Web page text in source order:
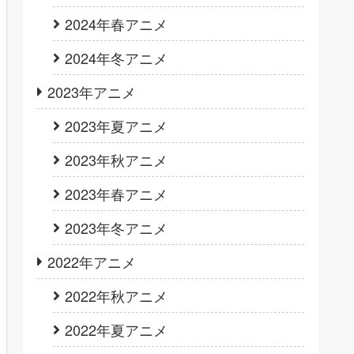
2024年春アニメ
2024年冬アニメ
2023年アニメ
2023年夏アニメ
2023年秋アニメ
2023年春アニメ
2023年冬アニメ
2022年アニメ
2022年秋アニメ
2022年夏アニメ